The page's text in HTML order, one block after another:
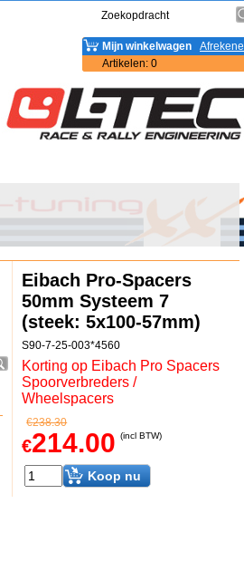
Mijn winkelwagen
Artikelen: 0
Eibach Pro-Spacers
50mm Systeem 7
(steek: 5x100-57mm)
S90-7-25-003*4560
Korting op Eibach Pro Spacers
Spoorverbreders /
Wheelspacers
€238.30
€214.00 (incl BTW)
Koop nu